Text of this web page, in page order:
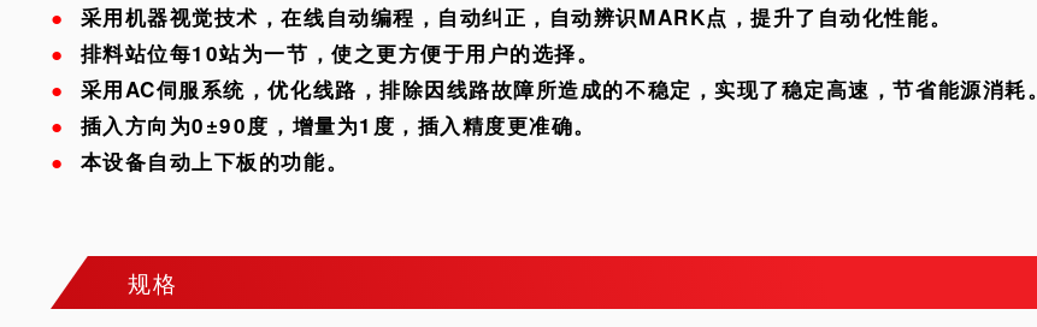
● 采用机器视觉技术，在线自动编程，自动纠正，自动辨识MARK点，提升了自动化性能。
● 排料站位每10站为一节，使之更方便于用户的选择。
● 采用AC伺服系统，优化线路，排除因线路故障所造成的不稳定，实现了稳定高速，节省能源消耗。
● 插入方向为0±90度，增量为1度，插入精度更准确。
● 本设备自动上下板的功能。
规格